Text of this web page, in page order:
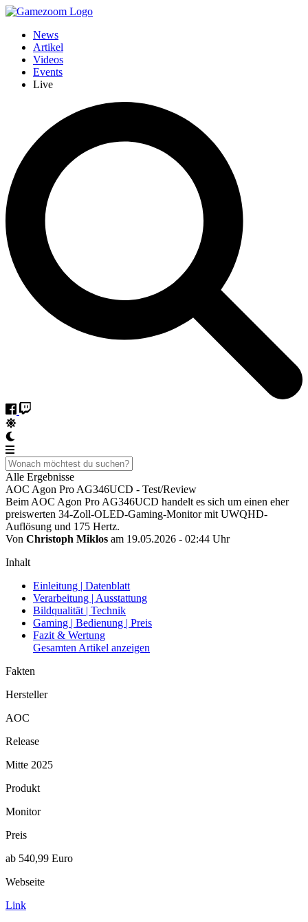
News
Artikel
Videos
Events
Live
Alle Ergebnisse
AOC Agon Pro AG346UCD - Test/Review
Beim AOC Agon Pro AG346UCD handelt es sich um einen eher
preiswerten 34-Zoll-OLED-Gaming-Monitor mit UWQHD-
Auflösung und 175 Hertz.
Von Christoph Miklos am 19.05.2026 - 02:44 Uhr
Inhalt
Einleitung | Datenblatt
Verarbeitung | Ausstattung
Bildqualität | Technik
Gaming | Bedienung | Preis
Fazit & Wertung
Gesamten Artikel anzeigen
Fakten
Hersteller
AOC
Release
Mitte 2025
Produkt
Monitor
Preis
ab 540,99 Euro
Webseite
Link